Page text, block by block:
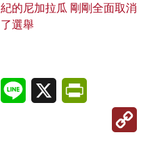
紀的尼加拉瓜 剛剛全面取消
了選舉
LinkedInLine X